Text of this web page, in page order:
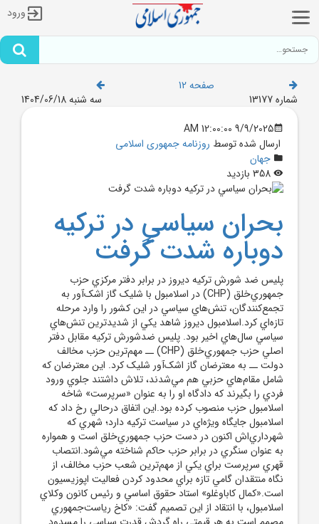
ورود
صفحه 12
شماره 13177
سه شنبه 1404/06/18
9/9/2025 12:00:00 AM
ارسال شده توسط روزنامه جمهوری اسلامی
جهان
بحران سياسي در ترکيه
دوباره شدت گرفت
پليس ضد شورش ترکيه ديروز در برابر دفتر مرکزي حزب
جمهوري‌خلق (CHP) در اسلامبول با شليک گاز اشک‌آور به
تجمع‌کنندگان، تنش‌هاي سياسي در اين کشور را وارد مرحله
تازه‌اي کرد.اسلامبول ديروز شاهد يکي از شديدترين تنش‌هاي
سياسي سال‌هاي اخير بود. پليس ضدشورش ترکيه مقابل دفتر
اصلي حزب جمهوري‌خلق (CHP) ــ مهم‌ترين حزب مخالف
دولت ــ به معترضان گاز اشک‌آور شليک کرد. اين معترضان که
شامل مقام‌هاي حزبي هم مي‌شدند، تلاش داشتند جلوي ورود
فردي را بگيرند که دادگاه او را به عنوان «سرپرست» شاخه
اسلامبول حزب منصوب کرده بود.اين اتفاق درحالي رخ داد که
اسلامبول جايگاه ويژه‌اي در سياست ترکيه دارد؛ شهري که
شهرداري‌اش اکنون در دست حزب جمهوري‌خلق است و همواره
به عنوان سنگري در برابر حزب حاکم شناخته مي‌شود.انتصاب
قهري سرپرست براي يکي از مهم‌ترين شعب حزب مخالف، از
نگاه منتقدان گامي تازه براي محدود کردن فعاليت اپوزيسيون
است.«کمال کاباوغلو» استاد حقوق اساسي و رئيس کانون وکلاي
اسلامبول، با انتقاد از اين تصميم گفت: «کاخ رياست‌جمهوري